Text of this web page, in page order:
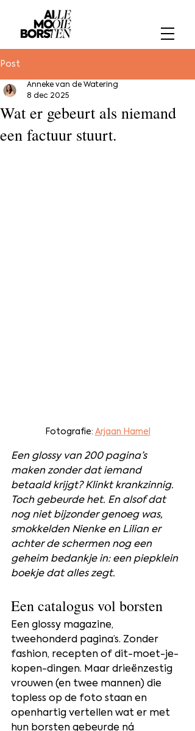
Post
Wat er gebeurt als niemand
een factuur stuurt.
Anneke van de Watering
8 dec 2025
Fotografie: Arjaan Hamel
Een glossy van 200 pagina’s
maken zonder dat iemand
betaald krijgt? Klinkt krankzinnig.
Toch gebeurde het. En alsof dat
nog niet bijzonder genoeg was,
smokkelden Nienke en Lilian er
achter de schermen nog een
geheim bedankje in: een piepklein
boekje dat alles zegt.
Een catalogus vol borsten
Een glossy magazine,
tweehonderd pagina’s. Zonder
fashion, recepten of dit-moet-je-
kopen-dingen. Maar drieënzestig
vrouwen (en twee mannen) die
topless op de foto staan en
openhartig vertellen wat er met
hun borsten gebeurde ná